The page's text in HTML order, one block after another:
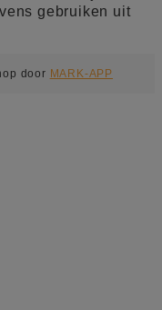
gebruiken uit
door MARK-APP